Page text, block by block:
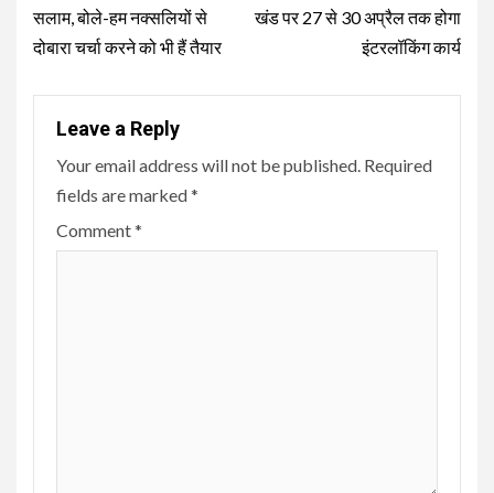
सलाम, बोले-हम नक्सलियों से
दोबारा चर्चा करने को भी हैं तैयार
खंड पर 27 से 30 अप्रैल तक होगा
इंटरलॉकिंग कार्य
Leave a Reply
Your email address will not be published. Required
fields are marked*
Comment*